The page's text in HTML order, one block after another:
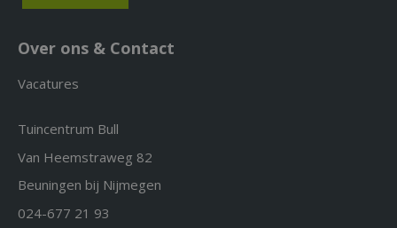
Over ons & Contact
Vacatures
Tuincentrum Bull
Van Heemstraweg 82
Beuningen bij Nijmegen
024-677 21 93